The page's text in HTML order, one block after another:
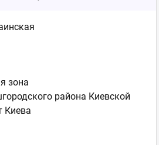
зона
района Киевской
Киева